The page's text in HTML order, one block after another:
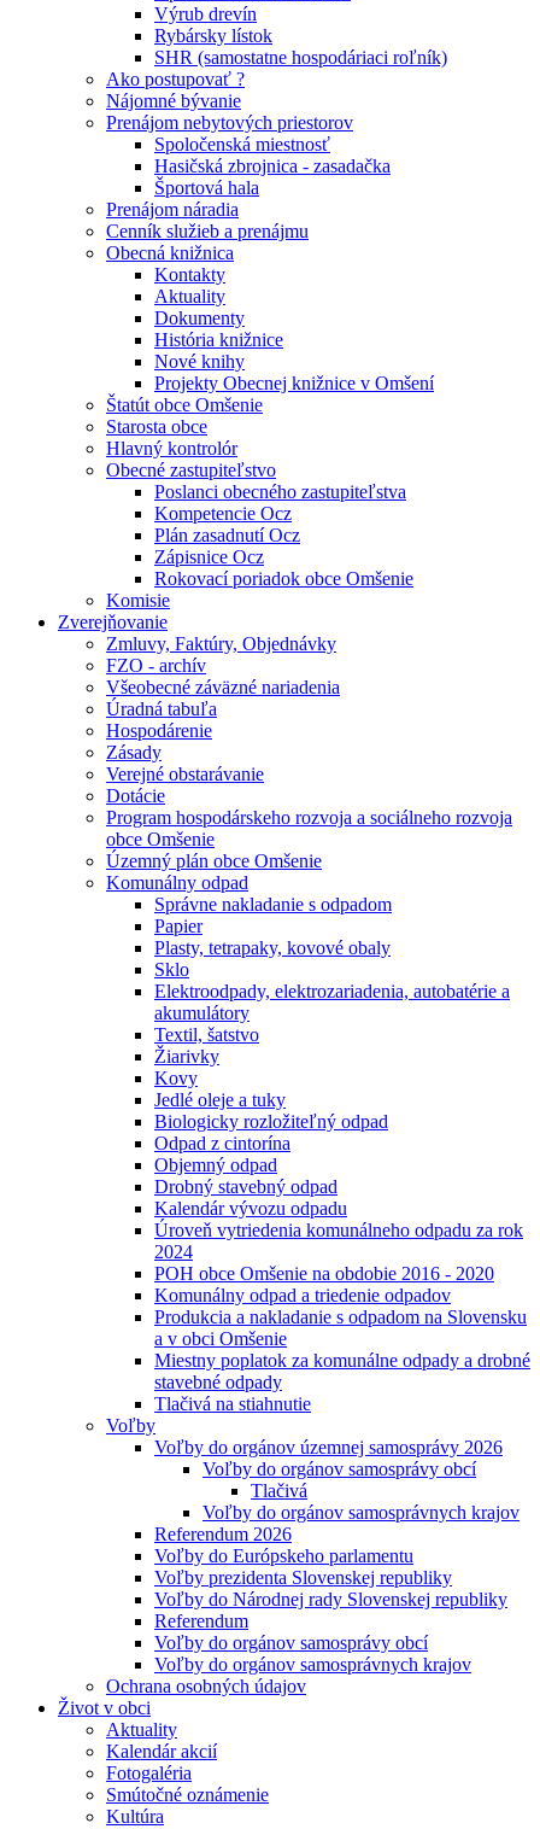
Výrub drevín
Rybársky lístok
SHR (samostatne hospodáriaci roľník)
Ako postupovať ?
Nájomné bývanie
Prenájom nebytových priestorov
Spoločenská miestnosť
Hasičská zbrojnica - zasadačka
Športová hala
Prenájom náradia
Cenník služieb a prenájmu
Obecná knižnica
Kontakty
Aktuality
Dokumenty
História knižnice
Nové knihy
Projekty Obecnej knižnice v Omšení
Štatút obce Omšenie
Starosta obce
Hlavný kontrolór
Obecné zastupiteľstvo
Poslanci obecného zastupiteľstva
Kompetencie Ocz
Plán zasadnutí Ocz
Zápisnice Ocz
Rokovací poriadok obce Omšenie
Komisie
Zverejňovanie
Zmluvy, Faktúry, Objednávky
FZO - archív
Všeobecné záväzné nariadenia
Úradná tabuľa
Hospodárenie
Zásady
Verejné obstarávanie
Dotácie
Program hospodárskeho rozvoja a sociálneho rozvoja
obce Omšenie
Územný plán obce Omšenie
Komunálny odpad
Správne nakladanie s odpadom
Papier
Plasty, tetrapaky, kovové obaly
Sklo
Elektroodpady, elektrozariadenia, autobatérie a
akumulátory
Textil, šatstvo
Žiarivky
Kovy
Jedlé oleje a tuky
Biologicky rozložiteľný odpad
Odpad z cintorína
Objemný odpad
Drobný stavebný odpad
Kalendár vývozu odpadu
Úroveň vytriedenia komunálneho odpadu za rok
2024
POH obce Omšenie na obdobie 2016 - 2020
Komunálny odpad a triedenie odpadov
Produkcia a nakladanie s odpadom na Slovensku
a v obci Omšenie
Miestny poplatok za komunálne odpady a drobné
stavebné odpady
Tlačivá na stiahnutie
Voľby
Voľby do orgánov územnej samosprávy 2026
Voľby do orgánov samosprávy obcí
Tlačivá
Voľby do orgánov samosprávnych krajov
Referendum 2026
Voľby do Európskeho parlamentu
Voľby prezidenta Slovenskej republiky
Voľby do Národnej rady Slovenskej republiky
Referendum
Voľby do orgánov samosprávy obcí
Voľby do orgánov samosprávnych krajov
Ochrana osobných údajov
Život v obci
Aktuality
Kalendár akcií
Fotogaléria
Smútočné oznámenie
Kultúra